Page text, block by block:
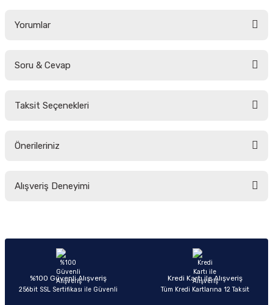
Yorumlar
Soru & Cevap
Taksit Seçenekleri
Önerileriniz
yetersiz gördüğünüz noktaları öneri formunu kullanarak tarafımıza
Ürün açıklamasında eksik bilgiler bulunuyor.
Ürün bilgilerinde hatalar bulunuyor.
Ürün fiyatı diğer sitelerden daha pahalı.
Alışveriş Deneyimi
%100 Güvenli Alışveriş
256bit SSL Sertifikası ile Güvenli
Kredi Kartı ile Alışveriş
Tüm Kredi Kartlarına 12 Taksit